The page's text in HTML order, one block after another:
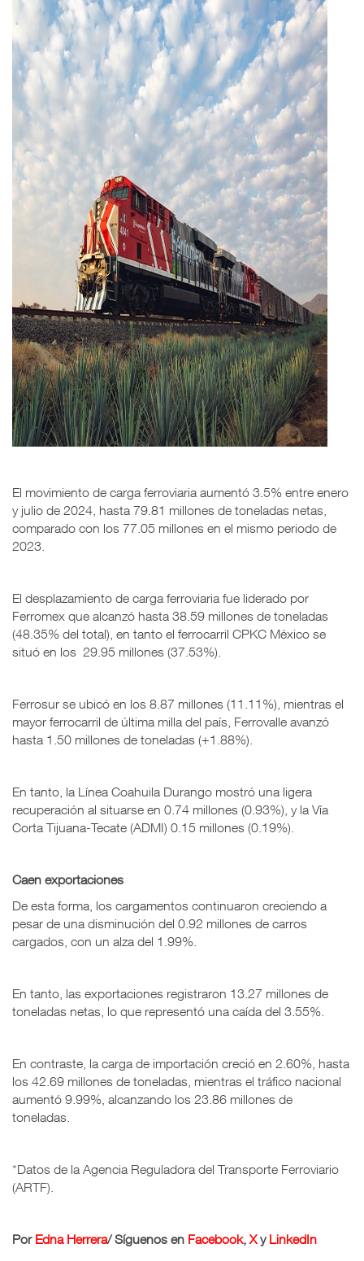
El movimiento de carga ferroviaria aumentó 3.5% entre enero
y julio de 2024, hasta 79.81 millones de toneladas netas,
comparado con los 77.05 millones en el mismo periodo de
2023.
El desplazamiento de carga ferroviaria fue liderado por
Ferromex que alcanzó hasta 38.59 millones de toneladas
(48.35% del total), en tanto el ferrocarril CPKC México se
situó en los 29.95 millones (37.53%).
Ferrosur se ubicó en los 8.87 millones (11.11%), mientras el
mayor ferrocarril de última milla del país, Ferrovalle avanzó
hasta 1.50 millones de toneladas (+1.88%).
En tanto, la Línea Coahuila Durango mostró una ligera
recuperación al situarse en 0.74 millones (0.93%), y la Vía
Corta Tijuana-Tecate (ADMI) 0.15 millones (0.19%).
Caen exportaciones
De esta forma, los cargamentos continuaron creciendo a
pesar de una disminución del 0.92 millones de carros
cargados, con un alza del 1.99%.
En tanto, las exportaciones registraron 13.27 millones de
toneladas netas, lo que representó una caída del 3.55%.
En contraste, la carga de importación creció en 2.60%, hasta
los 42.69 millones de toneladas, mientras el tráfico nacional
aumentó 9.99%, alcanzando los 23.86 millones de
toneladas.
*Datos de la Agencia Reguladora del Transporte Ferroviario
(ARTF).
Por Edna Herrera/ Síguenos en Facebook, Xy LinkedIn